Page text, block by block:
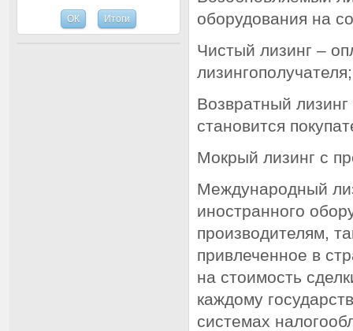
оборудования на
Чистый лизинг –
лизингополучателя;
Возвратный лизинг
становится
Мокрый лизинг с
Международный
иностранного
производителям,
привлеченное в
на стоимость
каждому
системах